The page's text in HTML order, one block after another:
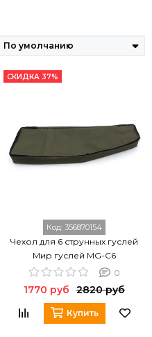
СКИДКА 37%
Код: 356870154
Чехол для 6 струнных гуслей
Мир гуслей MG-C6
0
1770 руб 2820 руб
Купить